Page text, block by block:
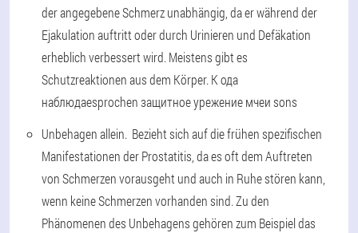
der angegebene Schmerz unabhängig, da er während der
Ejakulation auftritt oder durch Urinieren und Defäkation
erheblich verbessert wird. Meistens gibt es
Schutzreaktionen aus dem Körper. К ода
наблюдаеsprochen защитное урежение мчеи sons
Unbehagen allein. Bezieht sich auf die frühen spezifischen
Manifestationen der Prostatitis, da es oft dem Auftreten
von Schmerzen vorausgeht und auch in Ruhe stören kann,
wenn keine Schmerzen vorhanden sind. Zu den
Phänomenen des Unbehagens gehören zum Beispiel das